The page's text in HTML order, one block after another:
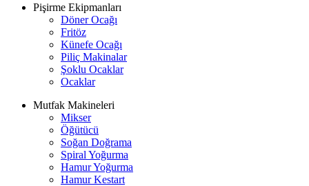
Pişirme Ekipmanları
Döner Ocağı
Fritöz
Künefe Ocağı
Piliç Makinalar
Şoklu Ocaklar
Ocaklar
Mutfak Makineleri
Mikser
Öğütücü
Soğan Doğrama
Spiral Yoğurma
Hamur Yoğurma
Hamur Kestart